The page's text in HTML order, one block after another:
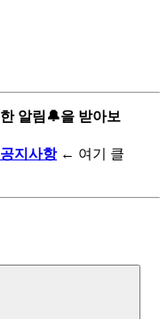
알림🔔을 받아보
지사항← 여기 클